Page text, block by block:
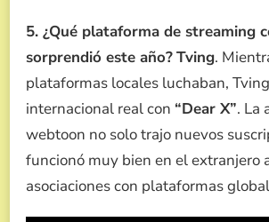
5. ¿Qué plataforma de streaming
sorprendió este año?Tving.
plataformas locales luchaban,
internacional real con “Dear X”. La
webtoon no solo trajo nuevos
funcionó muy bien en el extranjero
asociaciones con plataformas